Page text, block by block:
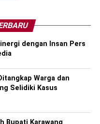
dengan Insan Pers
Warga dan
Selidiki Kasus